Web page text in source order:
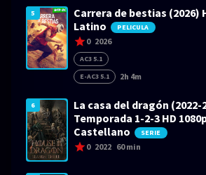
5
Carrera de bestias (2026)
Latino
PELICULA
0 2026
AC3 5.1
E-AC3 5.1
2h 4m
6
La casa del dragón (2022-
Temporada 1-2-3 HD
Castellano
SERIE
0 2022 60 min